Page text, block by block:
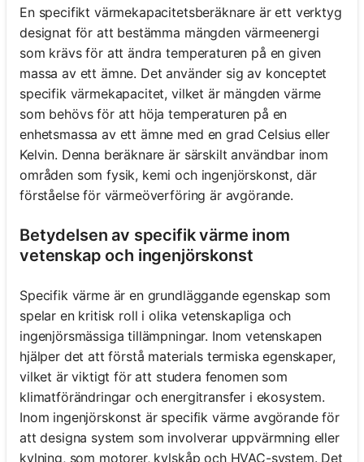
En specifikt värmekapacitetsberäknare är ett verktyg
designat för att bestämma mängden värmeenergi
som krävs för att ändra temperaturen på en given
massa av ett ämne. Det använder sig av konceptet
specifik värmekapacitet, vilket är mängden värme
som behövs för att höja temperaturen på en
enhetsmassa av ett ämne med en grad Celsius eller
Kelvin. Denna beräknare är särskilt användbar inom
områden som fysik, kemi och ingenjörskonst, där
förståelse för värmeöverföring är avgörande.
Betydelsen av specifik värme inom
vetenskap och ingenjörskonst
Specifik värme är en grundläggande egenskap som
spelar en kritisk roll i olika vetenskapliga och
ingenjörsmässiga tillämpningar. Inom vetenskapen
hjälper det att förstå materials termiska egenskaper,
vilket är viktigt för att studera fenomen som
klimatförändringar och energitransfer i ekosystem.
Inom ingenjörskonst är specifik värme avgörande för
att designa system som involverar uppvärmning eller
kylning, som motorer, kylskåp och HVAC-system. Det